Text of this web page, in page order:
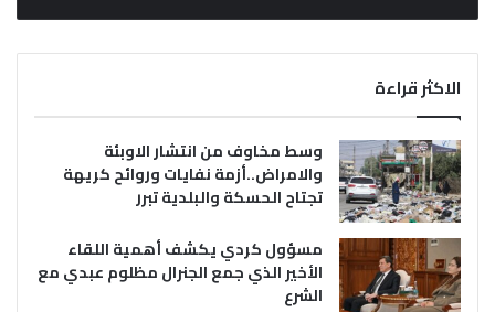
الاكثر قراءة
وسط مخاوف من انتشار الاوبئة
والامراض..أزمة نفايات وروائح كريهة
تجتاح الحسكة والبلدية تبرر
مسؤول كردي يكشف أهمية اللقاء
الأخير الذي جمع الجنرال مظلوم عبدي مع
الشرع